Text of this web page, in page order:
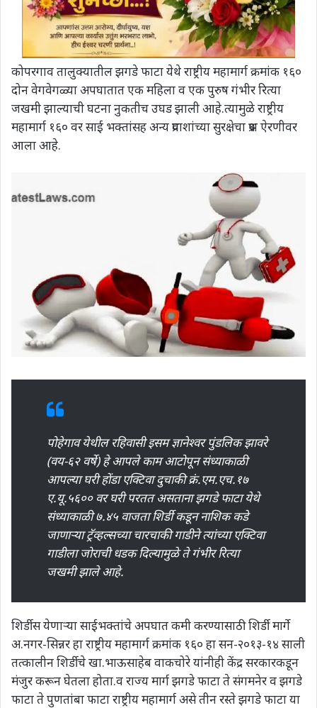
कोपरगाव तालुक्यातील झगडे फाटा येथे राष्ट्रीय महामार्ग क्रमांक १६०
दोन वेगवेगळ्या अपघातात एक महिला व एक पुरुष गंभीर रित्या
जखमी झाल्याची घटना नुकतीच उघड झाली आहे.त्यामुळे राष्ट्रीय
महामार्ग १६० वर साई भक्तांसह अन्य प्रवाशांच्या सुरक्षेचा प्रश्न ऐरणीवर
आला आहे.
पोहेगाव येथील रहिवासी इसम ज्ञानेश्वर पुंडलिक झावरे
(वय-६२ वर्षे) हे आपले काम आटोपून संध्याकाळी
आपल्या घरी होंडा एक्टिवा दुचाकी क्रं.एम.एच.१७
ए.यू.५६०० वर घरी परतत असताना झगडे फाटा येथे
संध्याकाळी ७.४५ वाजता शिर्डी कडून नाशिक कडे
जाणाऱ्या ट्रॅव्हल्सच्या चारचाकी गाडीने त्यांच्या एक्टिवा
गाडीला जोराची धडक दिल्यामुळे ते गंभीर रित्या
जखमी झाले आहे.
शिर्डीस येणाऱ्या साईभक्तांचे अपघात कमी करण्यासाठी शिर्डी मार्गे
अ.नगर-सिन्नर हा राष्ट्रीय महामार्ग क्रमांक १६० हा सन-२०१३-१४ साली
तत्कालीन शिर्डीचे खा.भाऊसाहेब वाकचोरे यांनीही केंद्र सरकारकडून
मंजुर करून घेतला होता.व राज्य मार्ग झगडे फाटा ते संगमनेर व झगडे
फाटा ते पुणतांबा फाटा राष्ट्रीय महामार्ग असे तीन रस्ते झगडे फाटा या